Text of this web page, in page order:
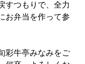
すつもりで、全力
お弁当を作って参
彩牛亭みなみをご